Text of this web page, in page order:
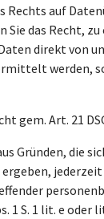
Rechts auf
Sie das Recht, zu
direkt von
werden,
gem. Art. 21
Gründen, die
jederzeit
1 S. 1 lit. e oder